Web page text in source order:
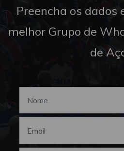
Preencha os dados
melhor Grupo de
de